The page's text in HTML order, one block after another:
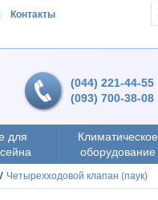
Контакты
(044) 221-44-55
(093) 700-38-08
для
Климатическое
оборудование
/ Четырехходовой клапан (паук)